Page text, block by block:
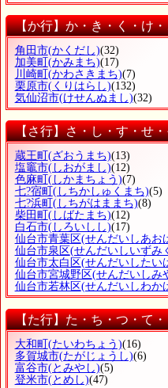
【か行】か・き・く・け
角田市(かくだし)(32)
加美町 (かみまち)(17)
川崎町 (かわさきまち)(7)
栗原市(くりはらし)(132)
気仙沼市(けせんぬまし)(32)
【さ行】さ・し・す・せ
蔵王町 (ざおうまち)(13)
塩竈市(しおがまし)(12)
色麻町 (しかまちょう)(7)
七?宿町 (しちかしゅくまち)
七?浜町 (しちがはままち)(8)
柴田町 (しばたまち)(12)
白石市(しろいしし)(17)
仙台市青葉区(せんだいしあお
仙台市泉区(せんだいしいずみ
仙台市太白区(せんだいしたい
仙台市宮城野区(せんだいしみ
仙台市若林区(せんだいしわか
【た行】た・ち・つ・て
大和町 (たいわちょう)(16)
多賀城市(たがじょうし)(6)
富谷市(とみやし)(5)
登米市(とめし)(47)